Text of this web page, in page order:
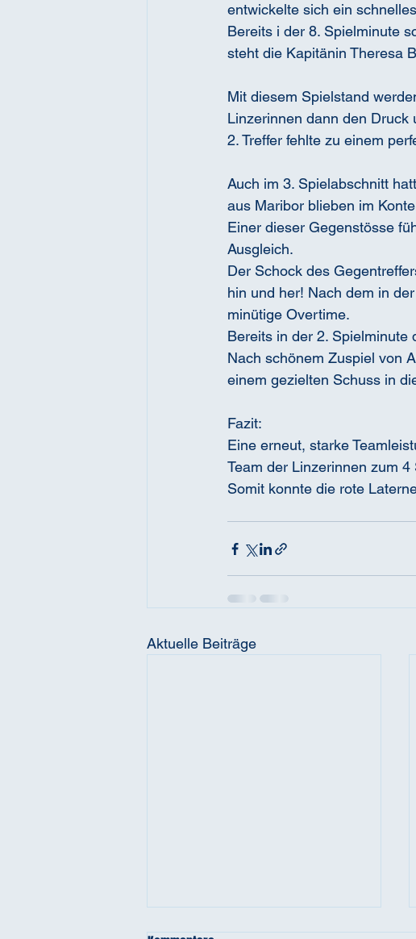
entwickelte sich ein
Bereits i der 8. Spielminute
steht die Kapitänin Theresa
Mit diesem Spielstand
Linzerinnen dann den
2. Treffer fehlte zu einem
Auch im 3. Spielabschnitt
aus Maribor blieben im
Einer dieser Gegenstösse
Ausgleich.
Der Schock des
hin und her! Nach dem in
minütige Overtime.
Bereits in der 2. Spielminute
Nach schönem Zuspiel von
einem gezielten Schuss in
Fazit:
Eine erneut, starke
Team der Linzerinnen zum
Somit konnte die rote
Aktuelle Beiträge